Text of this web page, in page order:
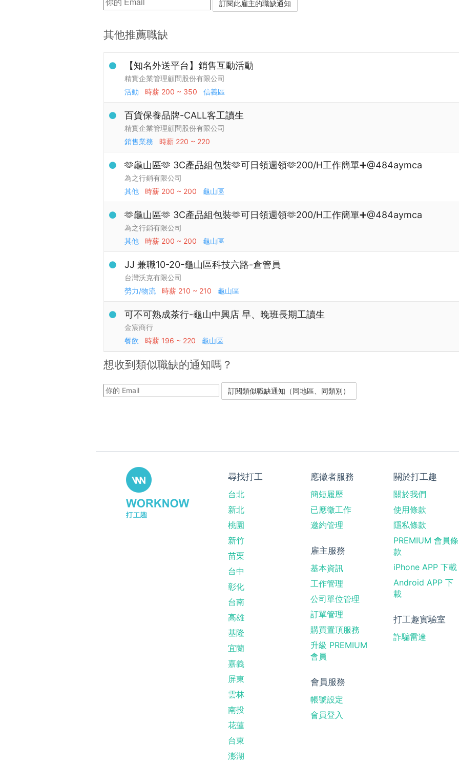
其他推薦職缺
【知名外送平台】銷售互動活動
精實企業管理顧問股份有限公司
活動
時薪 200 ~ 350 信義區
百貨保養品牌-CALL客工讀生
精實企業管理顧問股份有限公司
銷售業務
時薪 220 ~ 220
🫶龜山區🫶 3C產品組包裝🫶可日領週領🫶200/H工作簡單➕@484aymca
為之行銷有限公司
其他
時薪 200 ~ 200 龜山區
🫶龜山區🫶 3C產品組包裝🫶可日領週領🫶200/H工作簡單➕@484aymca
為之行銷有限公司
其他
時薪 200 ~ 200 龜山區
JJ 兼職10-20-龜山區科技六路-倉管員
台灣沃克有限公司
勞力/物流
時薪 210 ~ 210 龜山區
可不可熟成茶行-龜山中興店 早、晚班長期工讀生
金宸商行
餐飲
時薪 196 ~ 220 龜山區
想收到類似職缺的通知嗎？
尋找打工
台北
新北
桃園
新竹
苗栗
台中
彰化
台南
高雄
基隆
宜蘭
嘉義
屏東
雲林
南投
花蓮
台東
澎湖
應徵者服務
簡短履歷
已應徵工作
邀約管理
雇主服務
基本資訊
工作管理
公司單位管理
訂單管理
購買置頂服務
升級 PREMIUM
會員
會員服務
帳號設定
會員登入
關於打工趣
關於我們
使用條款
隱私條款
PREMIUM 會員條
款
iPhone APP 下載
Android APP 下
載
打工趣實驗室
詐騙雷達